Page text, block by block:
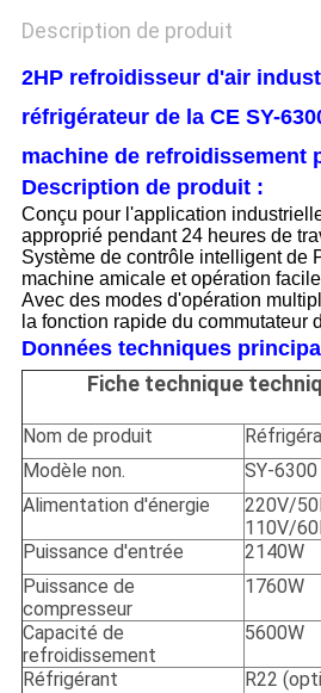
Description de produit
2HP refroidisseur d'air
réfrigérateur de la CE SY-
machine de refroidissement
Description de produit :
Conçu pour l'application
approprié pendant 24 heures de
Système de contrôle intelligent de
machine amicale et opération
Avec des modesd'opération
la fonction rapide du commutateur
Données techniques
Fiche technique
Nom de produit
Modèle non.
SY-6300
Alimentation d'énergie
220V/
110V/
Puissance d'entrée
2140W
Puissance de
compresseur
1760W
Capacité de
refroidissement
5600W
Réfrigérant
R22